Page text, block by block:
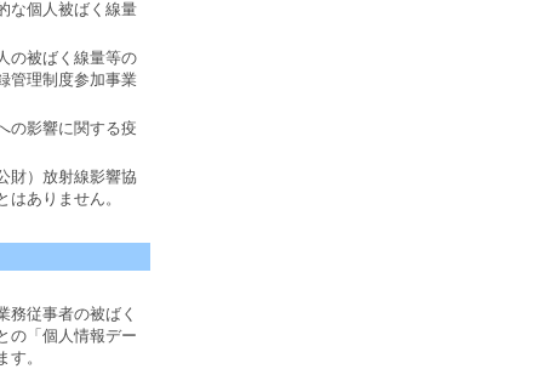
な個人被ばく線量
の被ばく線量等の
管理制度参加事業
の影響に関する疫
財）放射線影響協
ありません。
従事者の被ばく
の「個人情報デー
す。